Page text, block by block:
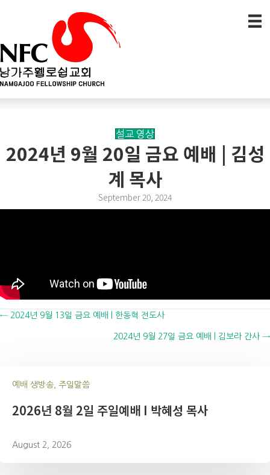
설교 영상
2024년 9월 20일 금요 예배 | 김성
계 목사
September 20, 2024
Posts
← 2024년 9월 13일 금요 예배 | 한동혁 전도사
2024년 9월 27일 금요 예배 | 김보라 간사 →
예배 생방송, 주일말씀
2026년 8월 2일 주일예배 I 박혜성 목사
August 2, 2026